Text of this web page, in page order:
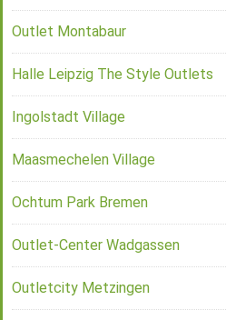
Outlet Montabaur
Halle Leipzig The Style Outlets
Ingolstadt Village
Maasmechelen Village
Ochtum Park Bremen
Outlet-Center Wadgassen
Outletcity Metzingen